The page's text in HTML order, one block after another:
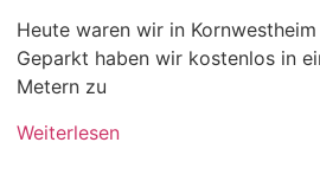
Heute waren wir in
Geparkt haben wir kostenlos in
Metern zu
Weiterlesen